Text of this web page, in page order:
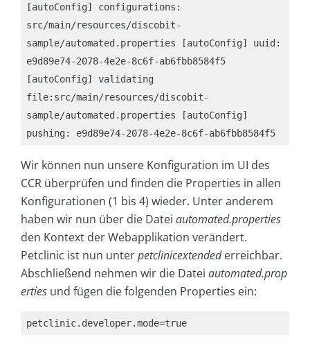
[autoConfig] configurations:
src/main/resources/discobit-
sample/automated.properties [autoConfig] uuid:
e9d89e74-2078-4e2e-8c6f-ab6fbb8584f5
[autoConfig] validating
file:src/main/resources/discobit-
sample/automated.properties [autoConfig]
pushing: e9d89e74-2078-4e2e-8c6f-ab6fbb8584f5
Wir können nun unsere Konfiguration im UI des
CCR überprüfen und finden die Properties in allen
Konfigurationen (1 bis 4) wieder. Unter anderem
haben wir nun über die Datei automated.properties
den Kontext der Webapplikation verändert.
Petclinic ist nun unterpetclinicextendederreichbar.
Abschließend nehmen wir die Datei automated.prop
erties und fügen die folgenden Properties ein:
petclinic.developer.mode=true